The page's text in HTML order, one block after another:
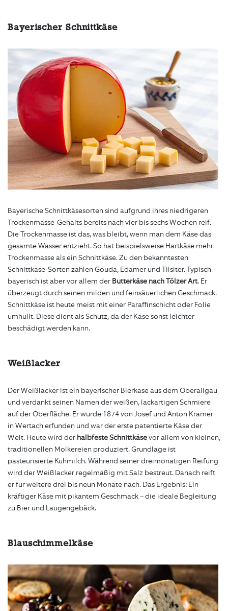
Bayerischer Schnittkäse
Bayerische Schnittkäsesorten sind aufgrund ihres niedrigeren
Trockenmasse-Gehalts bereits nach vier bis sechs Wochen reif.
Die Trockenmasse ist das, was bleibt, wenn man dem Käse das
gesamte Wasser entzieht. So hat beispielsweise Hartkäse mehr
Trockenmasse als ein Schnittkäse. Zu den bekanntesten
Schnittkäse-Sorten zählen Gouda, Edamer und Tilsiter. Typisch
bayerisch ist aber vor allem der Butterkäse nach Tölzer Art. Er
überzeugt durch seinen milden und feinsäuerlichen Geschmack.
Schnittkäse ist heute meist mit einer Paraffinschicht oder Folie
umhüllt. Diese dient als Schutz, da der Käse sonst leichter
beschädigt werden kann.
Weißlacker
Der Weißlacker ist ein bayerischer Bierkäse aus dem Oberallgäu
und verdankt seinen Namen der weißen, lackartigen Schmiere
auf der Oberfläche. Er wurde 1874 von Josef und Anton Kramer
in Wertach erfunden und war der erste patentierte Käse der
Welt. Heute wird der halbfeste Schnittkäsevor allem von kleinen,
traditionellen Molkereien produziert. Grundlage ist
pasteurisierte Kuhmilch. Während seiner dreimonatigen Reifung
wird der Weißlacker regelmäßig mit Salz bestreut. Danach reift
er für weitere drei bis neun Monate nach. Das Ergebnis: Ein
kräftiger Käse mit pikantem Geschmack – die ideale Begleitung
zu Bier und Laugengebäck.
Blauschimmelkäse